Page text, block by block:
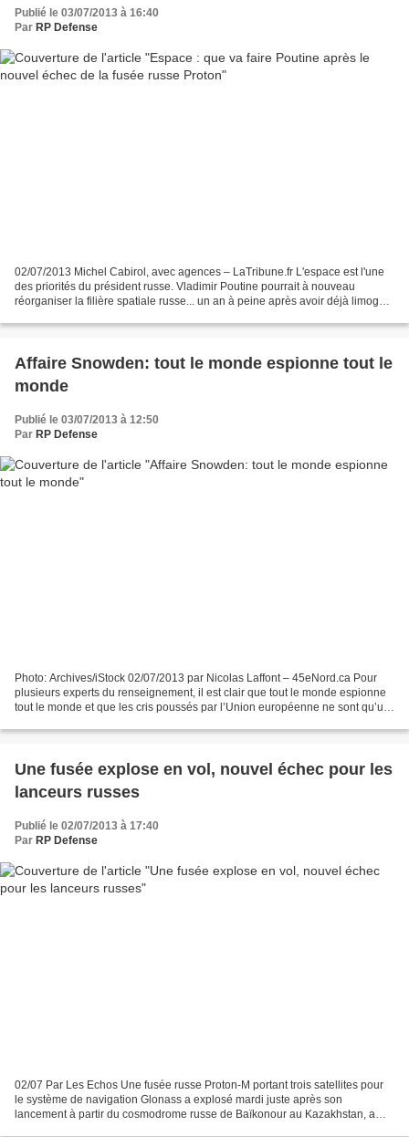
Publié le 03/07/2013 à 16:40
Par RP Defense
02/07/2013 Michel Cabirol, avec agences – LaTribune.fr L'espace est l'une
des priorités du président russe. Vladimir Poutine pourrait à nouveau
réorganiser la filière spatiale russe... un an à peine après avoir déjà limogé
Affaire Snowden: tout le monde espionne tout le
monde
Publié le 03/07/2013 à 12:50
Par RP Defense
Photo: Archives/iStock 02/07/2013 par Nicolas Laffont – 45eNord.ca Pour
plusieurs experts du renseignement, il est clair que tout le monde espionne
tout le monde et que les cris poussés par l’Union européenne ne sont qu’un
Une fusée explose en vol, nouvel échec pour les
lanceurs russes
Publié le 02/07/2013 à 17:40
Par RP Defense
02/07 Par Les Echos Une fusée russe Proton-M portant trois satellites pour
le système de navigation Glonass a explosé mardi juste après son
lancement à partir du cosmodrome russe de Baïkonour au Kazakhstan, a